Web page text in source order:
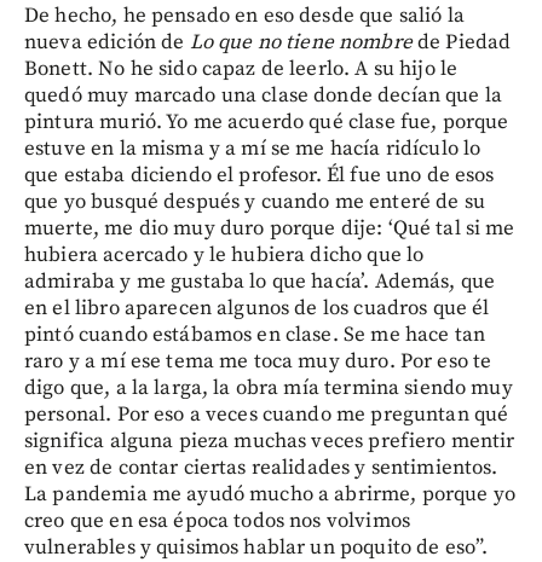
De hecho, he pensado en eso desde que salió la
nueva edición de Lo que no tiene nombrede Piedad
Bonett. No he sido capaz de leerlo. A su hijo le
quedó muy marcado una clase donde decían que la
pintura murió. Yo me acuerdo qué clase fue, porque
estuve en la misma y a mí se me hacía ridículo lo
que estaba diciendo el profesor. Él fue uno de esos
que yo busqué después y cuando me enteré de su
muerte, me dio muy duro porque dije: ‘Qué tal si me
hubiera acercado y le hubiera dicho que lo
admiraba y me gustaba lo que hacía’. Además, que
en el libro aparecen algunos de los cuadros que él
pintó cuando estábamos en clase. Se me hace tan
raro y a mí ese tema me toca muy duro. Por eso te
digo que, a la larga, la obra mía termina siendo muy
personal. Por eso a veces cuando me preguntan qué
significa alguna pieza muchas veces prefiero mentir
en vez de contar ciertas realidades y sentimientos.
La pandemia me ayudó mucho a abrirme, porque yo
creo que en esa época todos nos volvimos
vulnerables y quisimos hablar un poquito de eso”.